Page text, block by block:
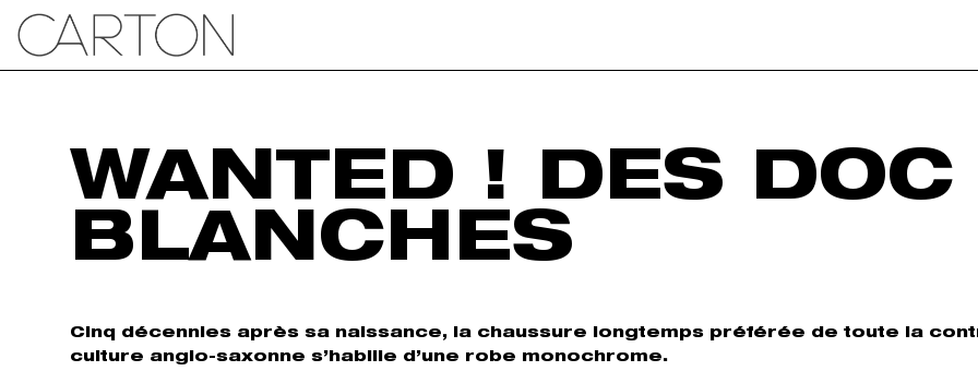
WANTED ! DES DOC
BLANCHES
Cinq décennies après sa naissance, la chaussure longtemps préférée de toute la
culture anglo-saxonne s’habille d’une robe monochrome.